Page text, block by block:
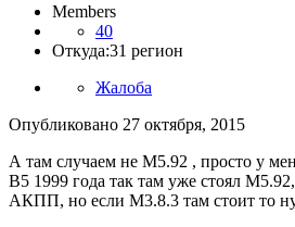
Members
40
Откуда:31 регион
Жалоба
Опубликовано 27 октября, 2015
А там случаем не M5.92 , просто у
B5 1999 года так там уже стоял
АКПП, но если M3.8.3 там стоит то